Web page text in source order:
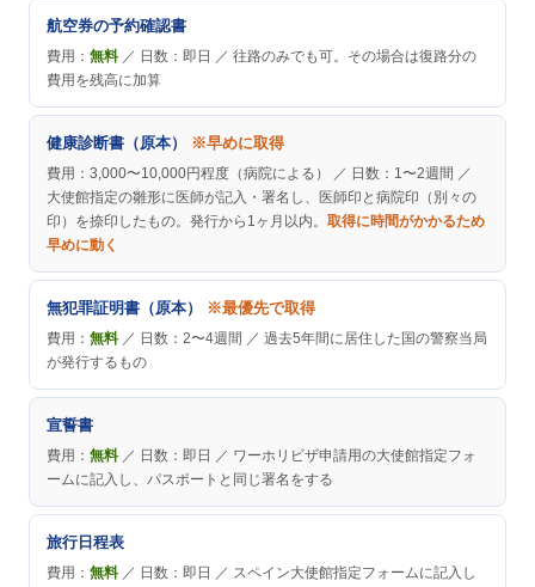
航空券の予約確認書
費用： 無料／ 日数：即日 ／ 往路のみでも可。その場合は復路分の
費用を残高に加算
健康診断書（原本） ※早めに取得
費用：3,000〜10,000円程度（病院による） ／ 日数：1〜2週間 ／
大使館指定の雛形に医師が記入・署名し、医師印と病院印（別々の
印）を捺印したもの。発行から1ヶ月以内。 取得に時間がかかるため
早めに動く
無犯罪証明書（原本） ※最優先で取得
費用： 無料／ 日数：2〜4週間 ／ 過去5年間に居住した国の警察当局
が発行するもの
宣誓書
費用： 無料／ 日数：即日 ／ ワーホリビザ申請用の大使館指定フォ
ームに記入し、パスポートと同じ署名をする
旅行日程表
費用： 無料／ 日数：即日 ／ スペイン大使館指定フォームに記入し